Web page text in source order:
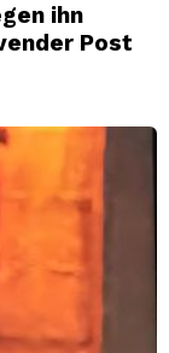
ihn
Post